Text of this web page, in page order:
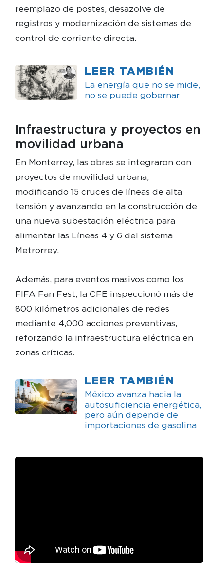
reemplazo de postes, desazolve de
registros y modernización de sistemas de
control de corriente directa.
LEER TAMBIÉN
La energía que no se mide,
no se puede gobernar
Infraestructura y proyectos en
movilidad urbana
En Monterrey, las obras se integraron con
proyectos de movilidad urbana,
modificando 15 cruces de líneas de alta
tensión y avanzando en la construcción de
una nueva subestación eléctrica para
alimentar las Líneas 4 y 6 del sistema
Metrorrey.
Además, para eventos masivos como los
FIFA Fan Fest, la CFE inspeccionó más de
800 kilómetros adicionales de redes
mediante 4,000 acciones preventivas,
reforzando la infraestructura eléctrica en
zonas críticas.
LEER TAMBIÉN
México avanza hacia la
autosuficiencia energética,
pero aún depende de
importaciones de gasolina